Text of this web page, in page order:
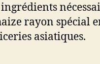
rayon spécial
asiatiques.